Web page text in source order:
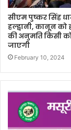
सीएम पुष्कर सिंह
हल्द्वानी, कानून
की अनुमति किसी
जाएगी
February 10, 2024